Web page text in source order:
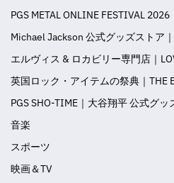
PGS METAL ONLINE FESTIVAL 2026
Michael Jackson 公式グッズストア
エルヴィス & ロカビリー専門店｜
英国ロック・アイテムの祭典｜THE
PGS SHO-TIME｜大谷翔平 公式グッ
音楽
スポーツ
映画＆TV